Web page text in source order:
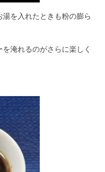
を入れたときも粉の膨ら
淹れるのがさらに楽しく